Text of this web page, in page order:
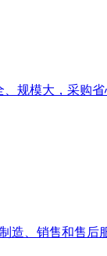
规模大，采购省
造、销售和售后